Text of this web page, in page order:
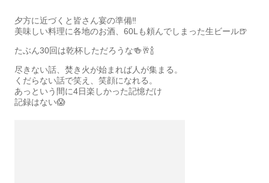
夕方に近づくと皆さん宴の準備‼︎
美味しい料理に各地のお酒、60Lも頼んでしまった生ビール🍺
たぶん30回は乾杯しただろうな🍻🥂🍾
尽きない話、焚き火が始まれば人が集まる。
くだらない話で笑え、笑顔になれる。
あっという間に4日楽しかった記憶だけ
記録はない😱